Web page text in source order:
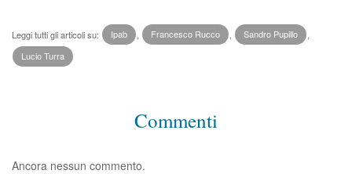
Leggi tutti gli articoli su: Ipab Francesco Rucco Sandro Pupillo
Lucio Turra
Commenti
Ancora nessun commento.